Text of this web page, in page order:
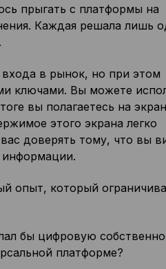
прыгать с платформы на
Каждая решала лишь
в рынок, но при этом
ключами. Вы можете
вы полагаетесь на
этого экрана легко
доверять тому, что вы
информации.
опыт, который
бы цифровую
платформе?